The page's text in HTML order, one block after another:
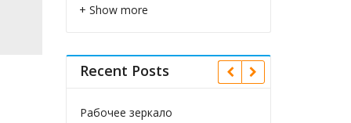
+ Show more
Recent Posts
Рабочее зеркало